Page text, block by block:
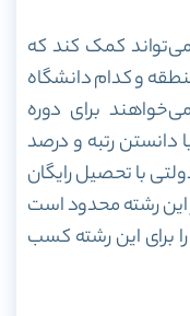
کمک کند که
و کدام دانشگاه
برای دوره
دانستن رتبه و درصد
با تحصیل رایگان
این رشته محدود است
برای این رشته کسب